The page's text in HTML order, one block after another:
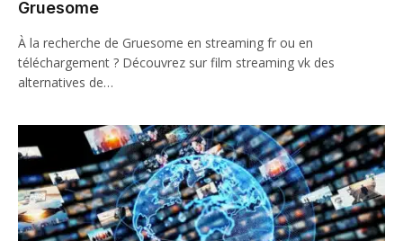
Gruesome
À la recherche de Gruesome en streaming fr ou en
téléchargement ? Découvrez sur film streaming vk des
alternatives de…